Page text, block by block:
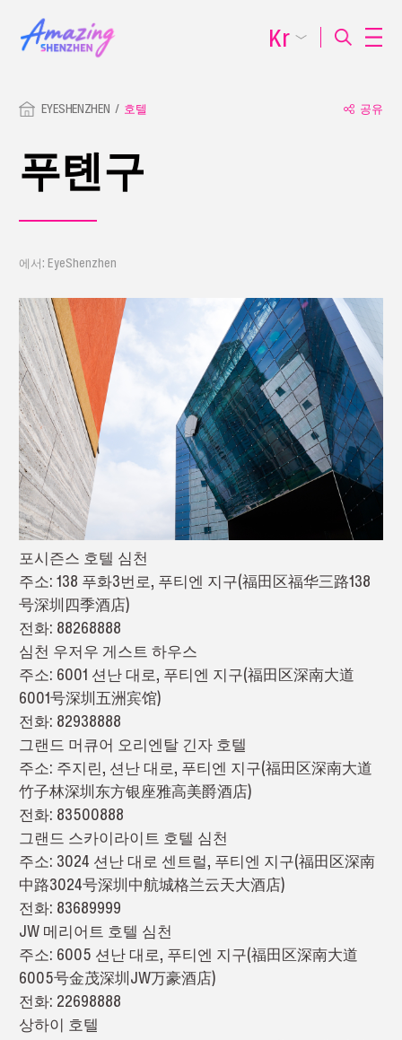
EYESHENZHEN 호텔 공유
푸톈구
에서: EyeShenzhen
포시즌스 호텔 심천
주소: 138 푸화3번로, 푸티엔 지구(福田区福华三路138
号深圳四季酒店)
전화: 88268888
심천 우저우 게스트 하우스
주소: 6001 션난 대로, 푸티엔 지구(福田区深南大道
6001号深圳五洲宾馆)
전화: 82938888
그랜드 머큐어 오리엔탈 긴자 호텔
주소: 주지린, 션난 대로, 푸티엔 지구(福田区深南大道
竹子林深圳东方银座雅高美爵酒店)
전화: 83500888
그랜드 스카이라이트 호텔 심천
주소: 3024 션난 대로 센트럴, 푸티엔 지구(福田区深南
中路3024号深圳中航城格兰云天大酒店)
전화: 83689999
JW 메리어트 호텔 심천
주소: 6005 션난 대로, 푸티엔 지구(福田区深南大道
6005号金茂深圳JW万豪酒店)
전화: 22698888
상하이 호텔
Kr